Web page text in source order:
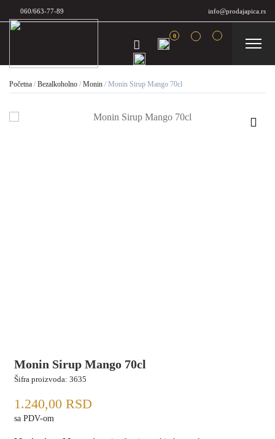
060/663-77-89 info@prodajapica.rs
0
Početna / Bezalkoholno / Monin / Monin Sirup Mango 70cl
Monin Sirup Mango 70cl
Šifra proizvoda: 3635
1.240,00RSD
sa PDV-om